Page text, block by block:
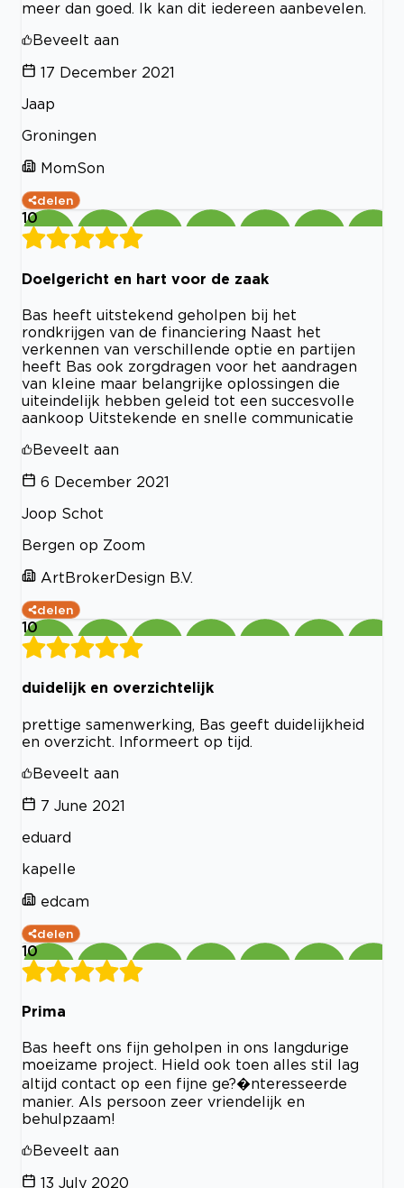
meer dan goed. Ik kan dit iedereen aanbevelen.
Beveelt aan
17 December 2021
Jaap
Groningen
MomSon
delen
10
Doelgericht en hart voor de zaak
Bas heeft uitstekend geholpen bij het
rondkrijgen van de financiering Naast het
verkennen van verschillende optie en partijen
heeft Bas ook zorgdragen voor het aandragen
van kleine maar belangrijke oplossingen die
uiteindelijk hebben geleid tot een succesvolle
aankoop Uitstekende en snelle communicatie
Beveelt aan
6 December 2021
Joop Schot
Bergen op Zoom
ArtBrokerDesign B.V.
delen
10
duidelijk en overzichtelijk
prettige samenwerking, Bas geeft duidelijkheid
en overzicht. Informeert op tijd.
Beveelt aan
7 June 2021
eduard
kapelle
edcam
delen
10
Prima
Bas heeft ons fijn geholpen in ons langdurige
moeizame project. Hield ook toen alles stil lag
altijd contact op een fijne ge?�nteresseerde
manier. Als persoon zeer vriendelijk en
behulpzaam!
Beveelt aan
13 July 2020